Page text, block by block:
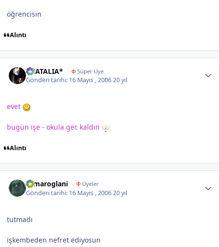
öğrencisin
Alıntı
*NATALIA* ΦSüper Üye
Gönderi tarihi: 16 Mayıs , 200620 yıl
evet
bugün işe - okula gec kaldın
Alıntı
samaroglani ΦÜyeler
Gönderi tarihi: 16 Mayıs , 200620 yıl
tutmadı
işkembeden nefret ediyosun